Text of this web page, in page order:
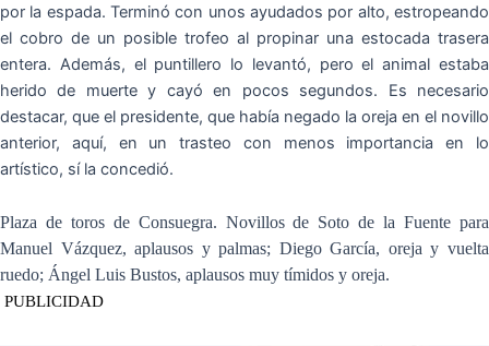
por la espada. Terminó con unos ayudados por alto, estropeando
el cobro de un posible trofeo al propinar una estocada trasera
entera. Además, el puntillero lo levantó, pero el animal estaba
herido de muerte y cayó en pocos segundos. Es necesario
destacar, que el presidente, que había negado la oreja en el novillo
anterior, aquí, en un trasteo con menos importancia en lo
artístico, sí la concedió.
Plaza de toros de Consuegra. Novillos de Soto de la Fuente para
Manuel Vázquez, aplausos y palmas; Diego García, oreja y vuelta
ruedo; Ángel Luis Bustos, aplausos muy tímidos y oreja.
PUBLICIDAD